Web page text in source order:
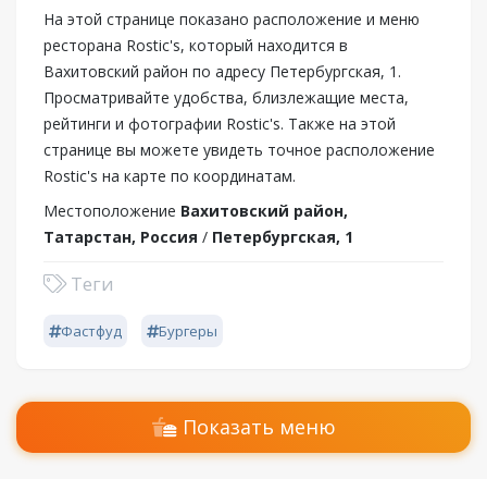
На этой странице показано расположение и меню
ресторана Rostic's, который находится в
Вахитовский район по адресу Петербургская, 1.
Просматривайте удобства, близлежащие места,
рейтинги и фотографии Rostic's. Также на этой
странице вы можете увидеть точное расположение
Rostic's на карте по координатам.
Местоположение Вахитовский район,
Татарстан, Россия / Петербургская, 1
Теги
Фастфуд Бургеры
Показать меню